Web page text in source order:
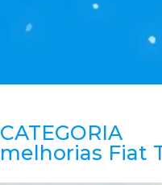
CATEGORIA
melhorias Fiat